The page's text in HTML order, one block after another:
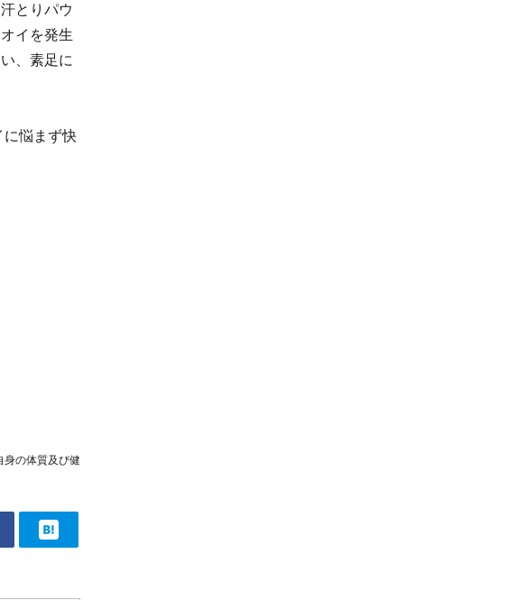
とりパウ
イを発生
、素足に
に悩まず快
の体質及び健